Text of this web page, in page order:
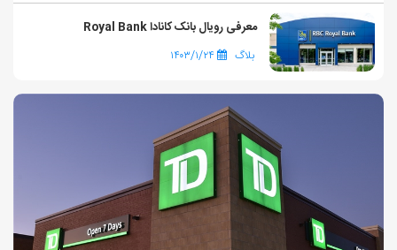
معرفی رویال بانک کانادا Royal Bank
بلاگ ۱۴۰۳/۱/۲۴